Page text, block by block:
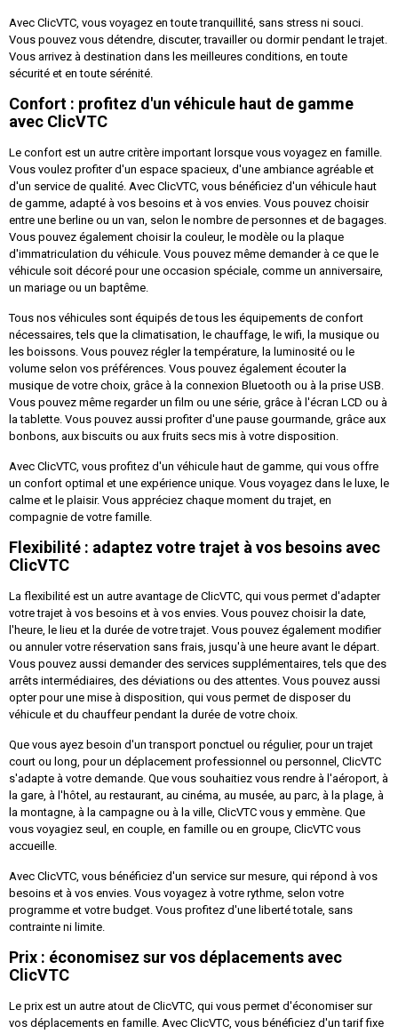
Avec ClicVTC, vous voyagez en toute tranquillité, sans stress ni souci.
Vous pouvez vous détendre, discuter, travailler ou dormir pendant le trajet.
Vous arrivez à destination dans les meilleures conditions, en toute
sécurité et en toute sérénité.
Confort : profitez d'un véhicule haut de gamme
avec ClicVTC
Le confort est un autre critère important lorsque vous voyagez en famille.
Vous voulez profiter d'un espace spacieux, d'une ambiance agréable et
d'un service de qualité. Avec ClicVTC, vous bénéficiez d'un véhicule haut
de gamme, adapté à vos besoins et à vos envies. Vous pouvez choisir
entre une berline ou un van, selon le nombre de personnes et de bagages.
Vous pouvez également choisir la couleur, le modèle ou la plaque
d'immatriculation du véhicule. Vous pouvez même demander à ce que le
véhicule soit décoré pour une occasion spéciale, comme un anniversaire,
un mariage ou un baptême.
Tous nos véhicules sont équipés de tous les équipements de confort
nécessaires, tels que la climatisation, le chauffage, le wifi, la musique ou
les boissons. Vous pouvez régler la température, la luminosité ou le
volume selon vos préférences. Vous pouvez également écouter la
musique de votre choix, grâce à la connexion Bluetooth ou à la prise USB.
Vous pouvez même regarder un film ou une série, grâce à l'écran LCD ou à
la tablette. Vous pouvez aussi profiter d'une pause gourmande, grâce aux
bonbons, aux biscuits ou aux fruits secs mis à votre disposition.
Avec ClicVTC, vous profitez d'un véhicule haut de gamme, qui vous offre
un confort optimal et une expérience unique. Vous voyagez dans le luxe, le
calme et le plaisir. Vous appréciez chaque moment du trajet, en
compagnie de votre famille.
Flexibilité : adaptez votre trajet à vos besoins avec
ClicVTC
La flexibilité est un autre avantage de ClicVTC, qui vous permet d'adapter
votre trajet à vos besoins et à vos envies. Vous pouvez choisir la date,
l'heure, le lieu et la durée de votre trajet. Vous pouvez également modifier
ou annuler votre réservation sans frais, jusqu'à une heure avant le départ.
Vous pouvez aussi demander des services supplémentaires, tels que des
arrêts intermédiaires, des déviations ou des attentes. Vous pouvez aussi
opter pour une mise à disposition, qui vous permet de disposer du
véhicule et du chauffeur pendant la durée de votre choix.
Que vous ayez besoin d'un transport ponctuel ou régulier, pour un trajet
court ou long, pour un déplacement professionnel ou personnel, ClicVTC
s'adapte à votre demande. Que vous souhaitiez vous rendre à l'aéroport, à
la gare, à l'hôtel, au restaurant, au cinéma, au musée, au parc, à la plage, à
la montagne, à la campagne ou à la ville, ClicVTC vous y emmène. Que
vous voyagiez seul, en couple, en famille ou en groupe, ClicVTC vous
accueille.
Avec ClicVTC, vous bénéficiez d'un service sur mesure, qui répond à vos
besoins et à vos envies. Vous voyagez à votre rythme, selon votre
programme et votre budget. Vous profitez d'une liberté totale, sans
contrainte ni limite.
Prix : économisez sur vos déplacements avec
ClicVTC
Le prix est un autre atout de ClicVTC, qui vous permet d'économiser sur
vos déplacements en famille. Avec ClicVTC, vous bénéficiez d'un tarif fixe